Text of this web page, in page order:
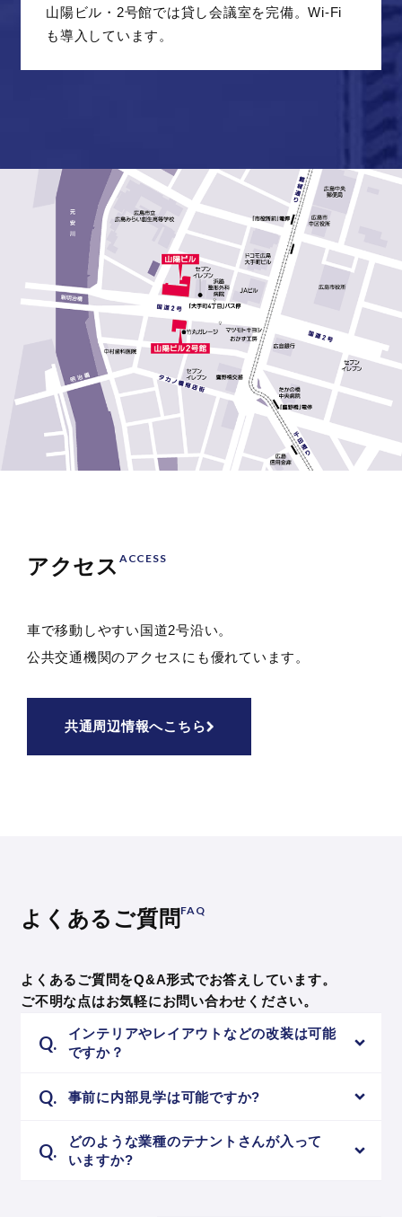
山陽ビル・2号館では貸し会議室を完備。Wi-Fi
も導入しています。
アクセス ACCESS
車で移動しやすい国道2号沿い。
公共交通機関のアクセスにも優れています。
共通周辺情報へこちら
よくあるご質問 FAQ
よくあるご質問をQ&A形式でお答え しています。
ご不明な点はお気軽にお問い合わせ ください。
インテリアやレイアウトなどの改装は可能
ですか？
事前に内部見学は可能ですか?
どのような業種のテナント さんが入って
いますか?